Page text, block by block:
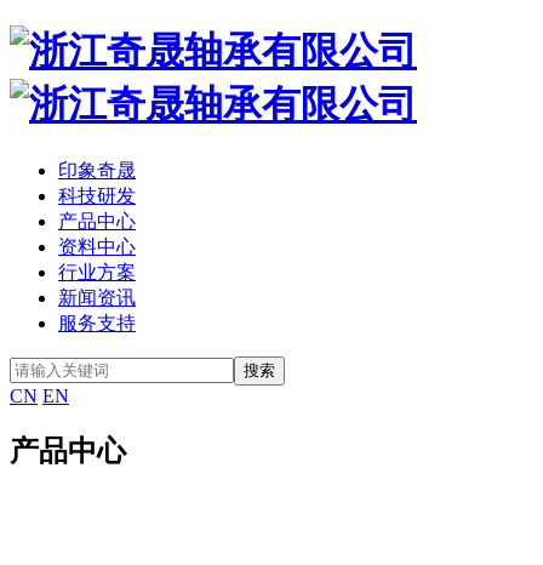
印象奇晟
科技研发
产品中心
资料中心
行业方案
新闻资讯
服务支持
CN EN
产品中心